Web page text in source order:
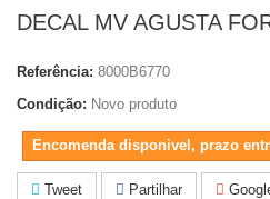
DECAL MV AGUSTA
Referência: 8000B6770
Condição: Novo produto
Encomenda disponivel, prazo
Tweet Partilhar